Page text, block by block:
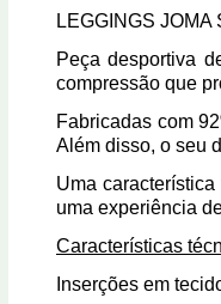
LEGGINGS
Peça desportiva
compressão que
Fabricadas com
Além disso, o seu
Uma
uma experiência
Características
Inserções em